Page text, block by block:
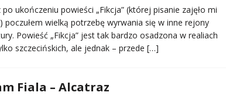
po ukończeniu powieści „Fikcja” (której pisanie zajęło mi
poczułem wielką potrzebę wyrwania się w inne rejony
Powieść „Fikcja” jest tak bardzo osadzona w realiach
szczecińskich, ale jednak – przede […]
Fiala – Alcatraz